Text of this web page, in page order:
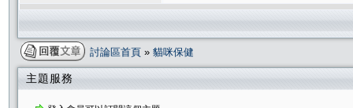
討論區首頁 » 貓咪保健
主題服務